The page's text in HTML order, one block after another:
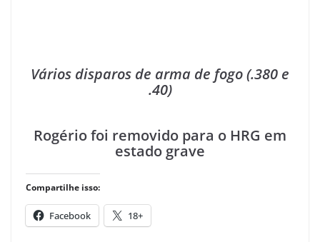
Vários disparos de arma de fogo (.380 e
.40)
Rogério foi removido para o HRG em
estado grave
Compartilhe isso:
Facebook 18+